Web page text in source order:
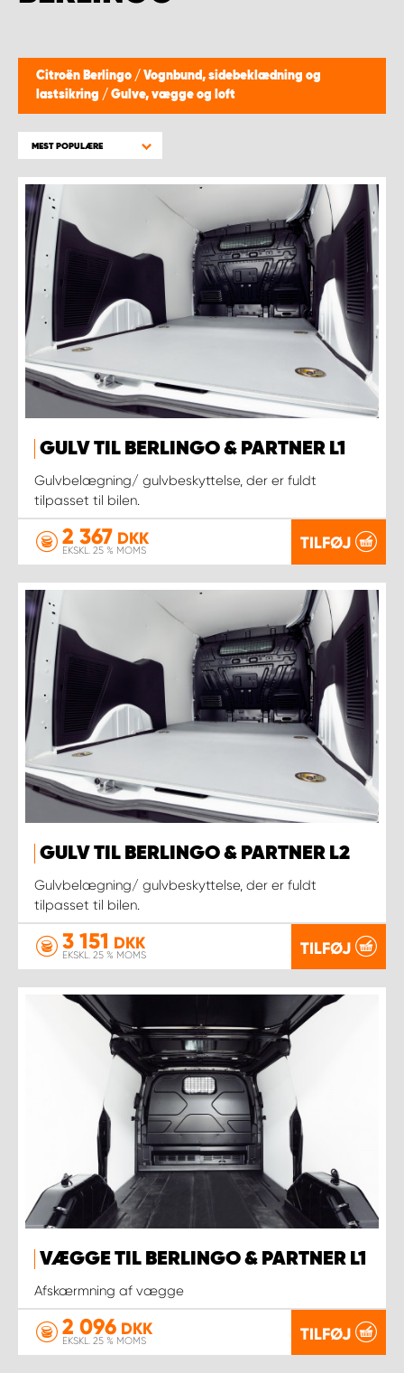
Citroën Berlingo / Vognbund, sidebeklædning og
lastsikring / Gulve, vægge og loft
MEST POPULÆRE
GULV TIL BERLINGO & PARTNER L1
Gulvbelægning/ gulvbeskyttelse, der er fuldt
tilpasset til bilen.
2 367 DKK
EKSKL. 25 % MOMS TILFØJ
GULV TIL BERLINGO & PARTNER L2
Gulvbelægning/ gulvbeskyttelse, der er fuldt
tilpasset til bilen.
3 151 DKK
EKSKL. 25 % MOMS TILFØJ
VÆGGE TIL BERLINGO & PARTNER L1
Afskærmning af vægge
2 096 DKK
EKSKL. 25 % MOMS TILFØJ